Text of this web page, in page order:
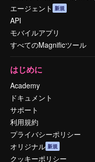
エージェント 新規
API
モバイルアプリ
すべてのMagnificツール
はじめに
Academy
ドキュメント
サポート
利用規約
プライバシーポリシー
オリジナル 新規
クッキーポリシー